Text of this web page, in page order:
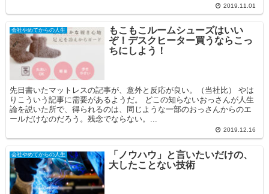
2019.11.01
会社やめてからの人生
もこもこルームシューズはいい
ぞ！デスクヒーター買うならこっ
ちにしよう！
先日書いたマットレスの記事が、意外と反応が良い。（当社比） やは
りこういう記事に需要があるようだ。 どこの知らないおっさんが人生
論を説いた所で、得られるのは、同じような一部のおっさんからのエ
ールだけなのだろう。残念でならない。...
2019.12.16
会社やめてからの人生
「ノウハウ」と言いたいだけの、
大したことない技術